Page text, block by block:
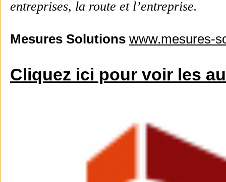
entreprises, la route et l’entreprise.
Mesures Solutions www.mesures-
Cliquez ici pour voir les